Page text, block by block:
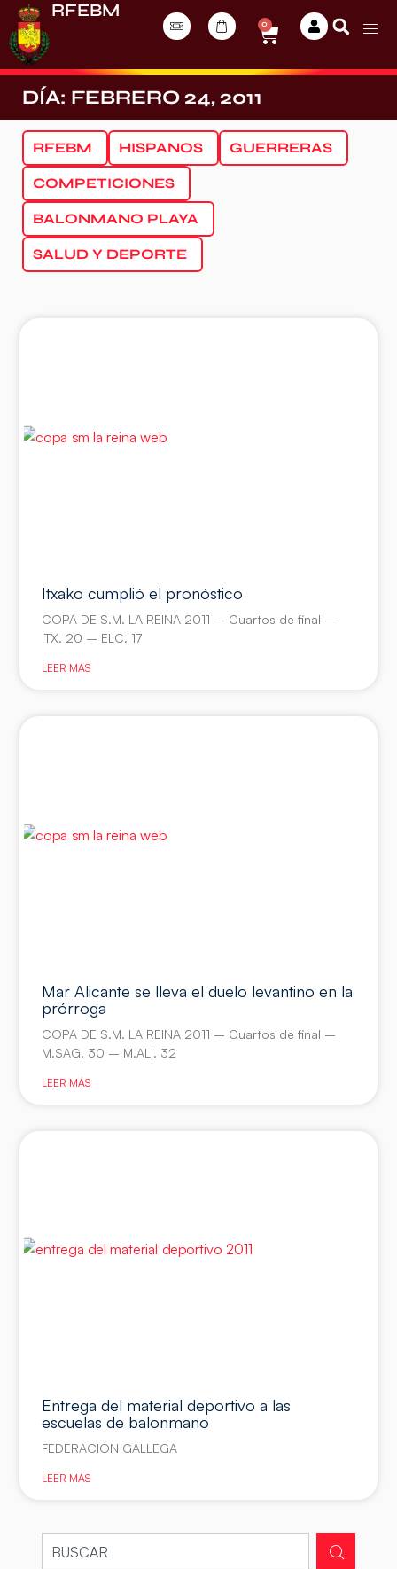
RFEBM
0
DÍA: FEBRERO 24, 2011
RFEBM HISPANOS GUERRERAS
COMPETICIONES
BALONMANO PLAYA
SALUD Y DEPORTE
Itxako cumplió el pronóstico
COPA DE S.M. LA REINA 2011 – Cuartos de final –
ITX. 20 – ELC. 17
LEER MÁS
Mar Alicante se lleva el duelo levantino en la
prórroga
COPA DE S.M. LA REINA 2011 – Cuartos de final –
M.SAG. 30 – M.ALI. 32
LEER MÁS
Entrega del material deportivo a las
escuelas de balonmano
FEDERACIÓN GALLEGA
LEER MÁS